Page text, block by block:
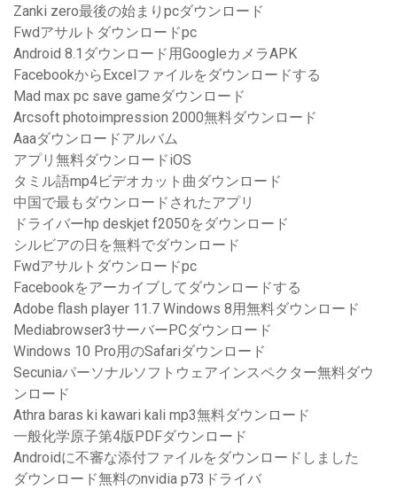
Zanki zero最後の始まりpcダウンロード
Fwdアサルトダウンロードpc
Android 8.1ダウンロード用GoogleカメラAPK
FacebookからExcelファイルをダウンロードする
Mad max pc save gameダウンロード
Arcsoft photoimpression 2000無料ダウンロード
Aaaダウンロードアルバム
アプリ無料ダウンロードiOS
タミル語mp4ビデオカット曲ダウンロード
中国で最もダウンロードされたアプリ
ドライバーhp deskjet f2050をダウンロード
シルビアの日を無料でダウンロード
Fwdアサルトダウンロードpc
Facebookをアーカイブしてダウンロードする
Adobe flash player 11.7 Windows 8用無料ダウンロード
Mediabrowser3サーバーPCダウンロード
Windows 10 Pro用のSafariダウンロード
Secuniaパーソナルソフトウェアインスペクター無料ダウ
ンロード
Athra baras ki kawari kali mp3無料ダウンロード
一般化学原子第4版PDFダウンロード
Androidに不審な添付ファイルをダウンロードしました
ダウンロード無料のnvidia p73ドライバ